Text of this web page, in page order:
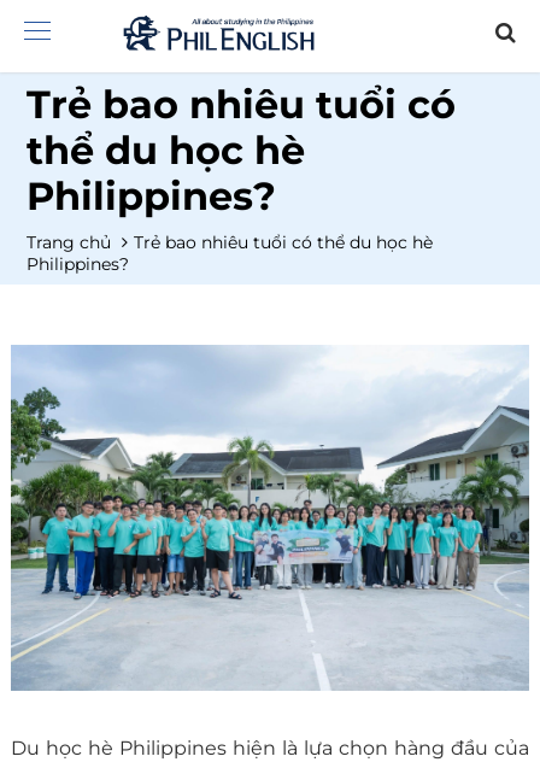
Trẻ bao nhiêu tuổi có
thể du học hè
Philippines?
Trang chủ
Trẻ bao nhiêu tuổi có thể du học hè
Philippines?
Du học hè Philippines hiện là lựa chọn hàng đầu của